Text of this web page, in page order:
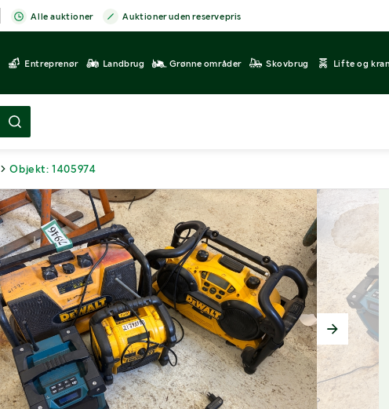
Alle auktioner Auktioner uden reservepris
Entreprenør Landbrug Grønne områder Skovbrug Lifte og
Objekt: 1405974